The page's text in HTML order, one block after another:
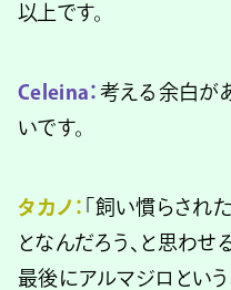
以上です。
Celeina： 考える余白が
いです。
タカノ：
「飼い慣らされ
となんだろう、と思わせ
最後にアルマジロとい